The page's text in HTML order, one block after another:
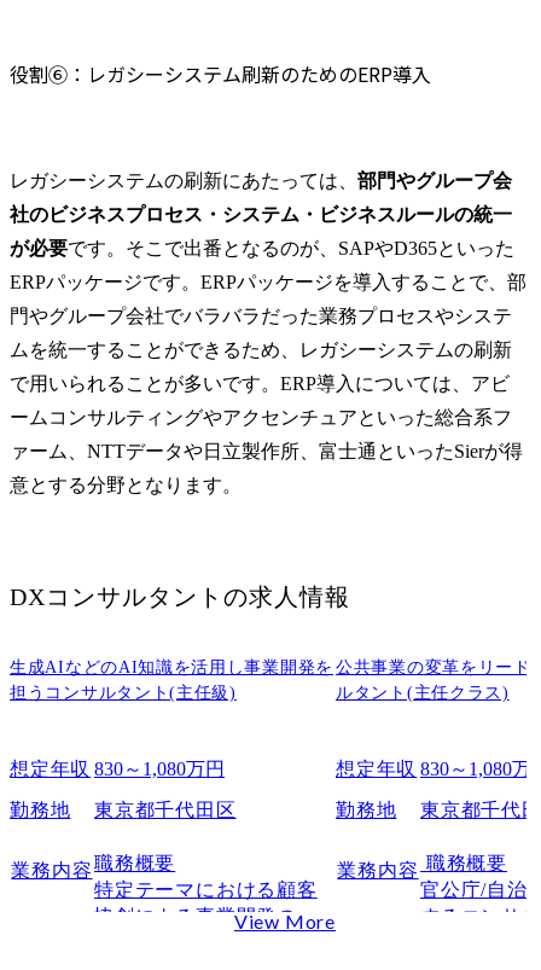
役割⑥：レガシーシステム刷新のためのERP導入
レガシーシステムの刷新にあたっては、 部門やグループ会
社のビジネスプロセス・システム・ビジネスルールの統一
が必要です。そこで出番となるのが、SAPやD365といった
ERPパッケージです。ERPパッケージを導入することで、部
門やグループ会社でバラバラだった業務プロセスやシステ
ムを統一することができるため、レガシーシステムの刷新
で用いられることが多いです。ERP導入については、アビ
ームコンサルティングやアクセンチュアといった総合系フ
ァーム、NTTデータや日立製作所、富士通といったSierが得
意とする分野となります。
DXコンサルタント の求人情報
生成AIなどのAI知識を活用し事業開発を
担うコンサルタント(主任級)
想定年収 830～1,080万円
勤務地 東京都千代田区
業務内容職務概要
特定テーマにおける顧客
協創による事業開発の責
View More
公共事業の変革をリード
ルタント(主任クラス)
想定年収 830～1,080万
勤務地 東京都千代
業務内容 職務概要
官公庁/自治
するコンサ